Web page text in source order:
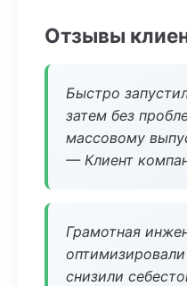
Отзывы
Быстро
затем без
массовому
— Клиент
Грамотная
снизили